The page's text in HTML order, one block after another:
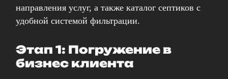
направления услуг, а также каталог септиков с
удобной системой фильтрации.
Этап 1: Погружение в
бизнес клиента